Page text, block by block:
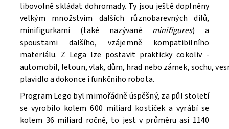
Souhlasím seZpracováním osobních údajů.
libovolně skládat dohromady. Ty jsou ještě doplněny
velkým množstvím dalších různobarevných dílů,
minifigurkami (také nazývané minifigures) a
spoustami dalšího, vzájemně kompatibilního
materiálu. Z Lega lze postavit prakticky cokoliv -
automobil, letoun, vlak, dům, hrad nebo zámek, sochu,
plavidlo a dokonce i funkčního robota.
Program Lego byl mimořádně úspěšný, za půl století
se vyrobilo kolem 600 miliard kostiček a vyrábí se
kolem 36 miliard ročně, to jest v průměru asi 1140